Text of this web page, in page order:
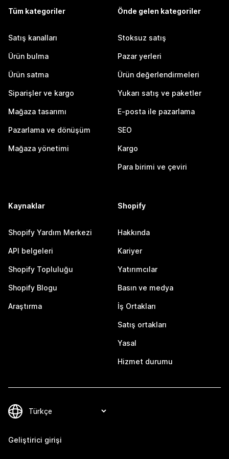
Tüm kategoriler
Satış kanalları
Ürün bulma
Ürün satma
Siparişler ve kargo
Mağaza tasarımı
Pazarlama ve dönüşüm
Mağaza yönetimi
Önde gelen kategoriler
Stoksuz satış
Pazar yerleri
Ürün değerlendirmeleri
Yukarı satış ve paketler
E-posta ile pazarlama
SEO
Kargo
Para birimi ve çeviri
Kaynaklar
Shopify Yardım Merkezi
API belgeleri
Shopify Topluluğu
Shopify Blogu
Araştırma
Shopify
Hakkında
Kariyer
Yatırımcılar
Basın ve medya
İş Ortakları
Satış ortakları
Yasal
Hizmet durumu
Geliştirici girişi